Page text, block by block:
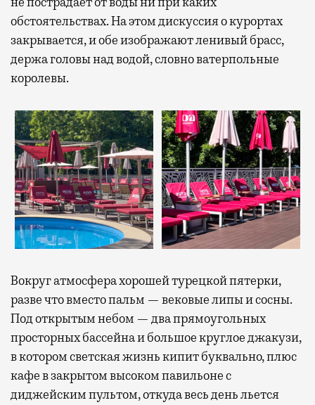
обстоятельствах. На этом дискуссия о курортах
закрывается, и обе изображают ленивый брасс,
держа головы над водой, словно ватерпольные
королевы.
Вокруг атмосфера хорошей турецкой пятерки,
разве что вместо пальм — вековые липы и сосны.
Под открытым небом — два прямоугольных
просторных бассейна и большое круглое джакузи,
в котором светская жизнь кипит буквально, плюс
кафе в закрытом высоком павильоне с
диджейским пультом, откуда весь день льется